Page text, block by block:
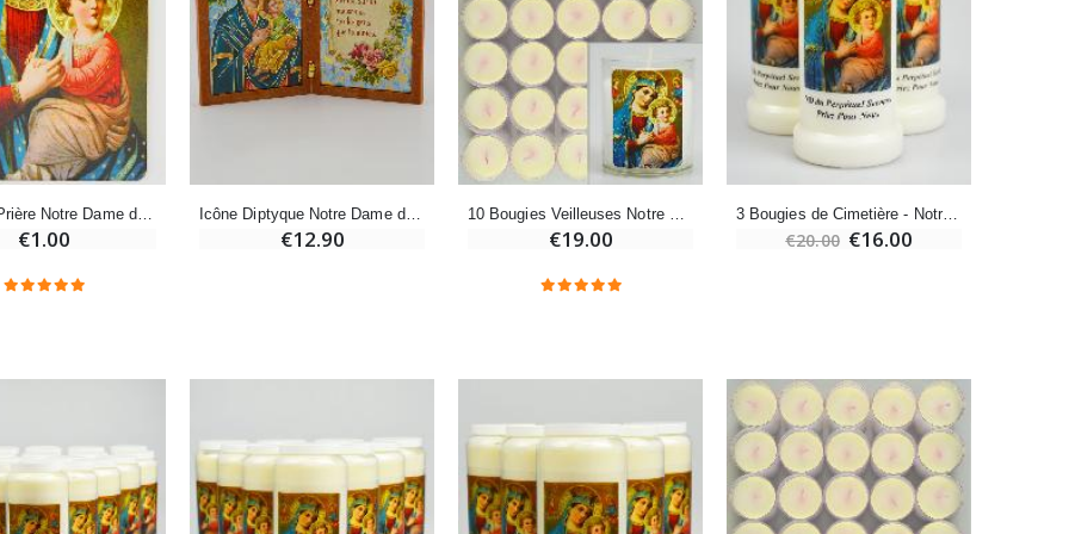
Bonbons Pastilles Menthe à l'Eau de Lourdes - 130g
€7.90
-10%
€12.90
€130.00
Médaille Miraculeuse Rose - 19mm
Bonbons Pastilles Menthe à l'Eau de Lourdes - 130g
€7.90
-10%
Lot de 20 Bougies de Neuvaine Blanches
€78.00 €58.50
€1.00 €12.90 €19.00
3 Bougies de Cimetière - Notre Dame du Perpétuel Secours
€20.00 €16.00